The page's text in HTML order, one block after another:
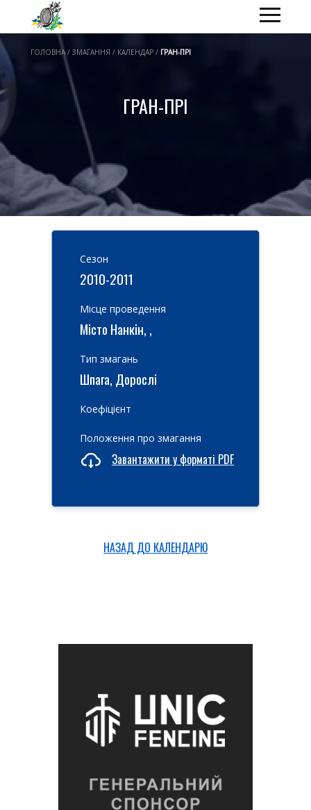
ГОЛОВНА / ЗМАГАННЯ / КАЛЕНДАР / ГРАН-ПРІ
ГРАН-ПРІ
Cезон
2010-2011
Місце проведення
Місто Нанкін, ,
Тип змагань
Шпага, Дорослі
Коефіцієнт
Положення про змагання
Завантажити у форматі PDF
НАЗАД ДО КАЛЕНДАРЮ